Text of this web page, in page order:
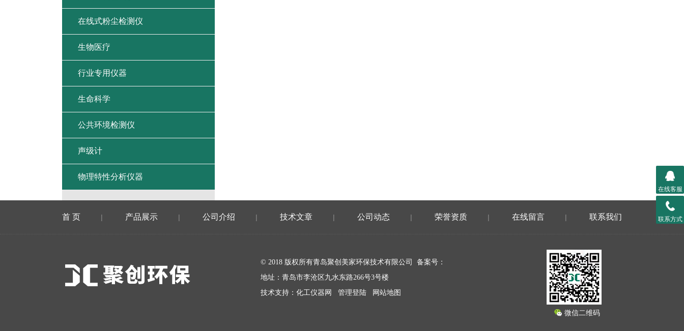
在线式粉尘检测仪
生物医疗
行业专用仪器
生命科学
公共环境检测仪
声级计
物理特性分析仪器
首 页 | 产品展示 | 公司介绍 | 技术文章 | 公司动态 | 荣誉资质 | 在线留言 | 联系我们
© 2018 版权所有青岛聚创美家环保技术有限公司 备案号：
地址：青岛市李沧区九水东路266号3号楼
技术支持： 化工仪器网 管理登陆 网站地图
微信二维码
在线客服
联系方式